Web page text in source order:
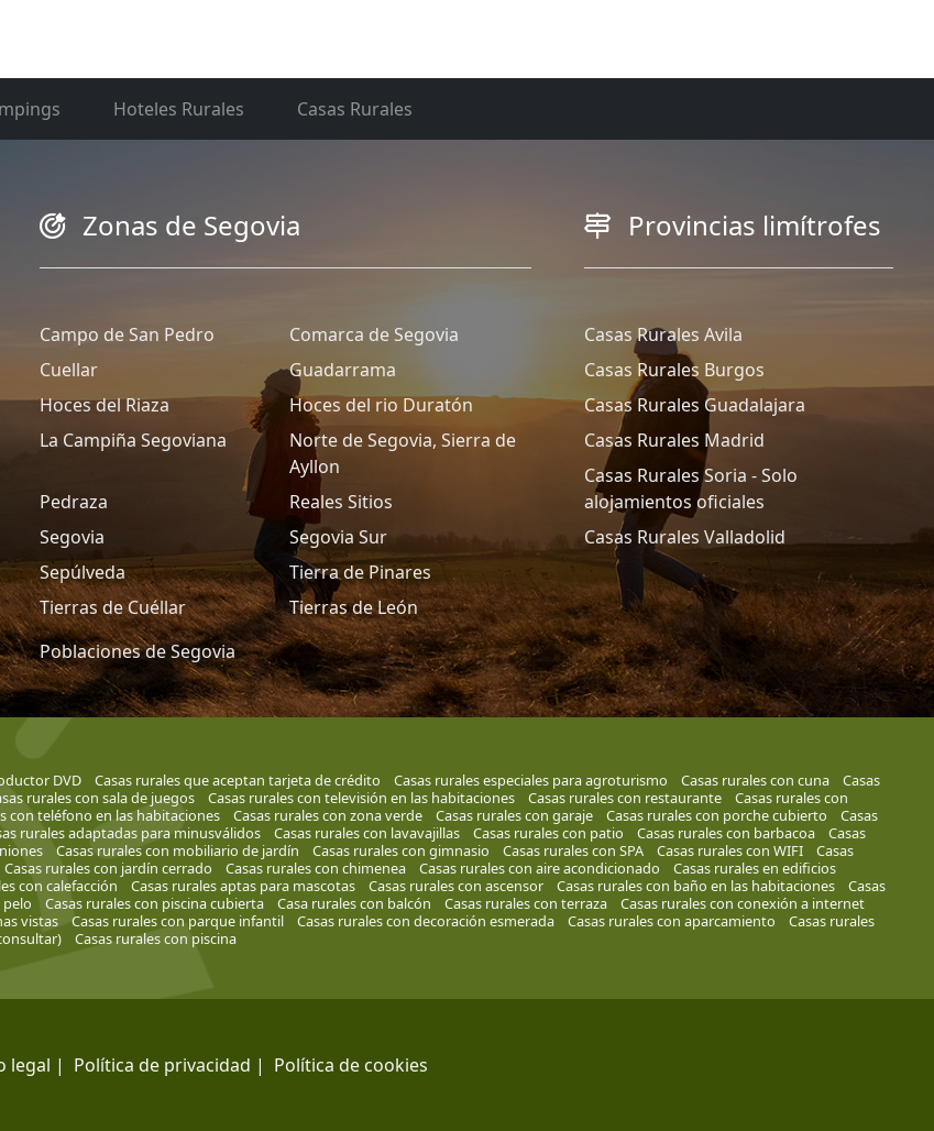
Hoteles Rurales Casas Rurales
Zonas de Segovia
Campo de San Pedro
Comarca de Segovia
Cuellar
Guadarrama
Hoces del Riaza
Hoces del rio Duratón
La Campiña Segoviana
Norte de Segovia, Sierra de
Ayllon
Pedraza
Reales Sitios
Segovia
Segovia Sur
Sepúlveda
Tierra de Pinares
Tierras de Cuéllar
Tierras de León
Poblaciones de Segovia
Provincias limítrofes
Casas Rurales Avila
Casas Rurales Burgos
Casas Rurales Guadalajara
Casas Rurales Madrid
Casas Rurales Soria - Solo
alojamientos oficiales
Casas Rurales Valladolid
DVD Casas rurales que aceptan tarjeta de crédito Casas rurales especiales para agroturismo Casas rurales con cuna
Casas
rurales con sala de juegos Casas rurales con televisión en las habitaciones Casas rurales con restaurante
Casas rurales con
con teléfono en las habitaciones Casas rurales con zona verde Casas rurales con garaje Casas rurales con porche cubierto
Casas
rurales adaptadas para minusválidos Casas rurales con lavavajillas Casas rurales con patio Casas rurales con barbacoa
Casas
Casas rurales con mobiliario de jardín Casas rurales con gimnasio Casas rurales con SPA Casas rurales con WIFI
Casas
Casas rurales con jardín cerrado Casas rurales con chimenea Casas rurales con aire acondicionado
Casas rurales en edificios
con calefacción Casas rurales aptas para mascotas Casas rurales con ascensor Casas rurales con baño en las habitaciones
Casas
pelo
Casas rurales con piscina cubierta Casa rurales con balcón Casas rurales con terraza
Casas rurales con conexión a internet
vistas
Casas rurales con parque infantil Casas rurales con decoración esmerada Casas rurales con aparcamiento
Casas rurales
Casas rurales con piscina
legal | Política de privacidad | Política de cookies